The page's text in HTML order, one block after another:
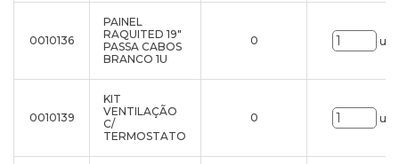
0010136
PAINEL
RAQUITED 19"
PASSA CABOS
BRANCO 1U
0
0010139
KIT
VENTILAÇÃO
C/
TERMOSTATO
0